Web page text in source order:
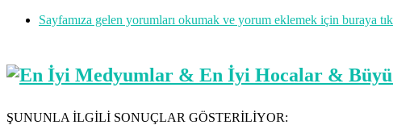
Sayfamıza gelen yorumları okumak ve yorum eklemek için buraya
ŞUNUNLA İLGİLİ SONUÇLAR GÖSTERİLİYOR: